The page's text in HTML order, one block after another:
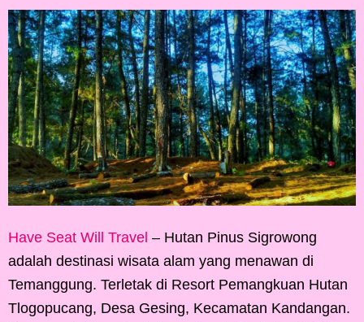
Have Seat Will Travel – Hutan Pinus Sigrowong
adalah destinasi wisata alam yang menawan di
Temanggung. Terletak di Resort Pemangkuan Hutan
Tlogopucang, Desa Gesing, Kecamatan Kandangan.